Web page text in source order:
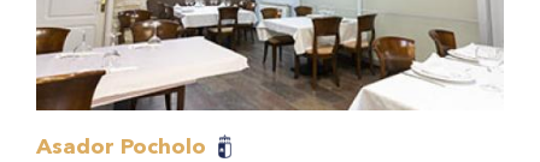
Asador Pocholo